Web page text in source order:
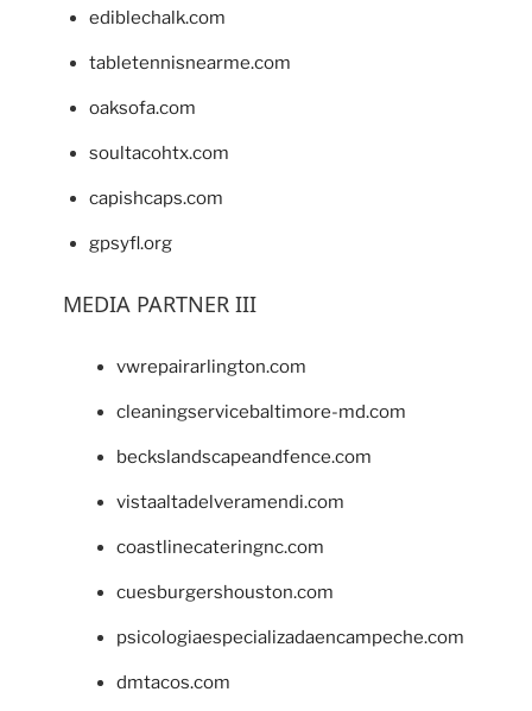
ediblechalk.com
tabletennisnearme.com
oaksofa.com
soultacohtx.com
capishcaps.com
gpsyfl.org
MEDIA PARTNER III
vwrepairarlington.com
cleaningservicebaltimore-md.com
beckslandscapeandfence.com
vistaaltadelveramendi.com
coastlinecateringnc.com
cuesburgershouston.com
psicologiaespecializadaencampeche.com
dmtacos.com